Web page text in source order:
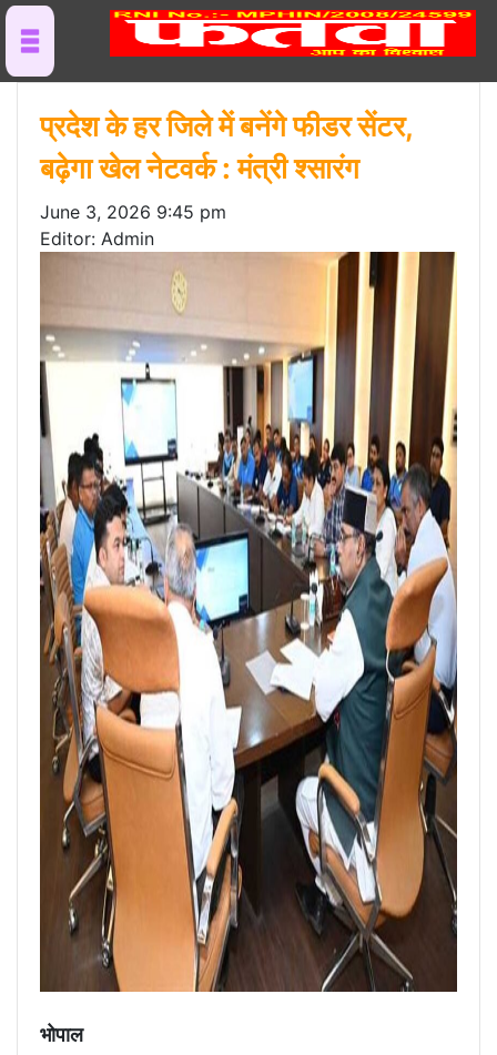
प्रदेश के हर जिले में बनेंगे फीडर सेंटर,
बढ़ेगा खेल नेटवर्क : मंत्री श्सारंग
June 3, 2026 9:45 pm
Editor: Admin
भोपाल